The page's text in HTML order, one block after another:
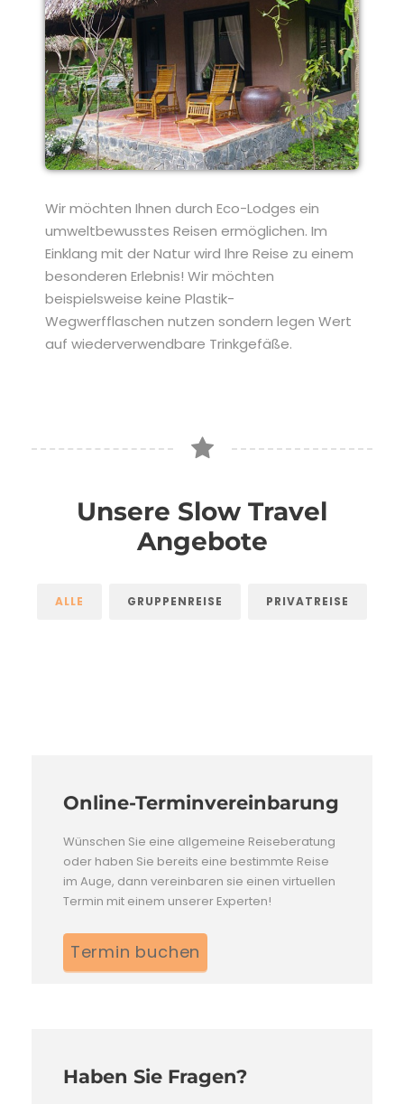
Wir möchten Ihnen durch Eco-Lodges ein
umweltbewusstes Reisen ermöglichen. Im
Einklang mit der Natur wird Ihre Reise zu einem
besonderen Erlebnis! Wir möchten
beispielsweise keine Plastik-
Wegwerfflaschen nutzen sondern legen Wert
auf wiederverwendbare Trinkgefäße.
Unsere Slow Travel
Angebote
ALLE GRUPPENREISE PRIVATREISE
Online-Terminvereinbarung
Wünschen Sie eine allgemeine Reiseberatung
oder haben Sie bereits eine bestimmte Reise
im Auge, dann vereinbaren sie einen virtuellen
Termin mit einem unserer Experten!
Termin buchen
Haben Sie Fragen?